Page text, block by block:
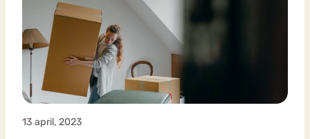
13 april, 2023